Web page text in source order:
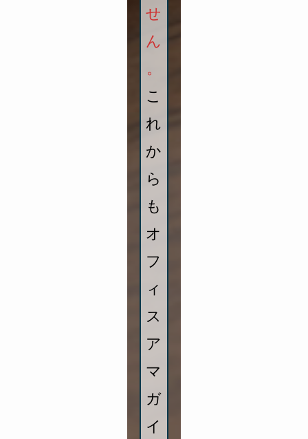
せ
ん
。
こ
れ
か
ら
も
オ
フ
ィ
ス
ア
マ
ガ
イ